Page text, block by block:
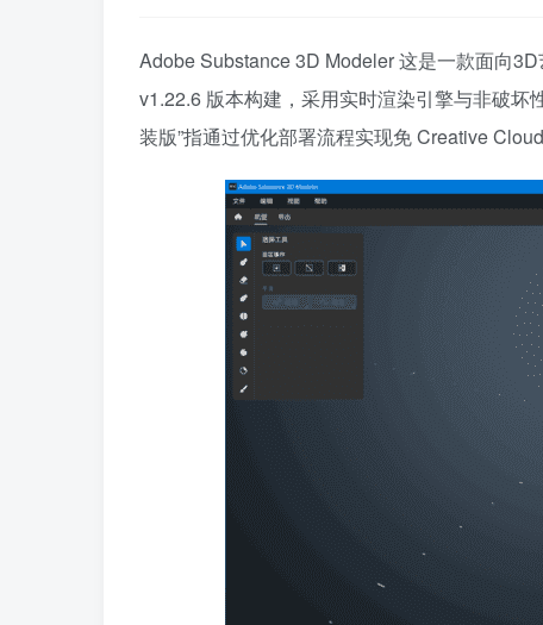
Adobe Substance 3D Modeler 这是一款面向
v1.22.6 版本构建，采用实时渲染引擎与非破坏
装版”指通过优化部署流程实现免 Creative